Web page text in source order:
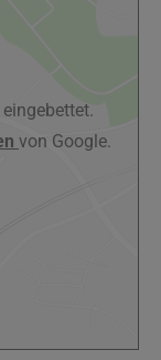
von Google.